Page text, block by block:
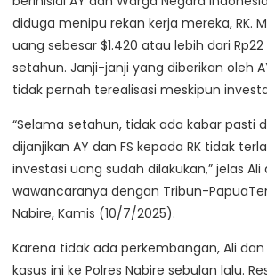
diduga menipu rekan kerja mereka, RK.
uang sebesar $1.420 atau lebih dari
setahun. Janji-janji yang diberikan oleh
tidak pernah terealisasi meskipun
“Selama setahun, tidak ada kabar pasti
dijanjikan AY dan FS kepada RK tidak
investasi uang sudah dilakukan,” jelas Ali
wawancaranya dengan Tribun-
Nabire, Kamis (10/7/2025).
Karena tidak ada perkembangan, Ali dan
kasus ini ke Polres Nabire sebulan lalu.